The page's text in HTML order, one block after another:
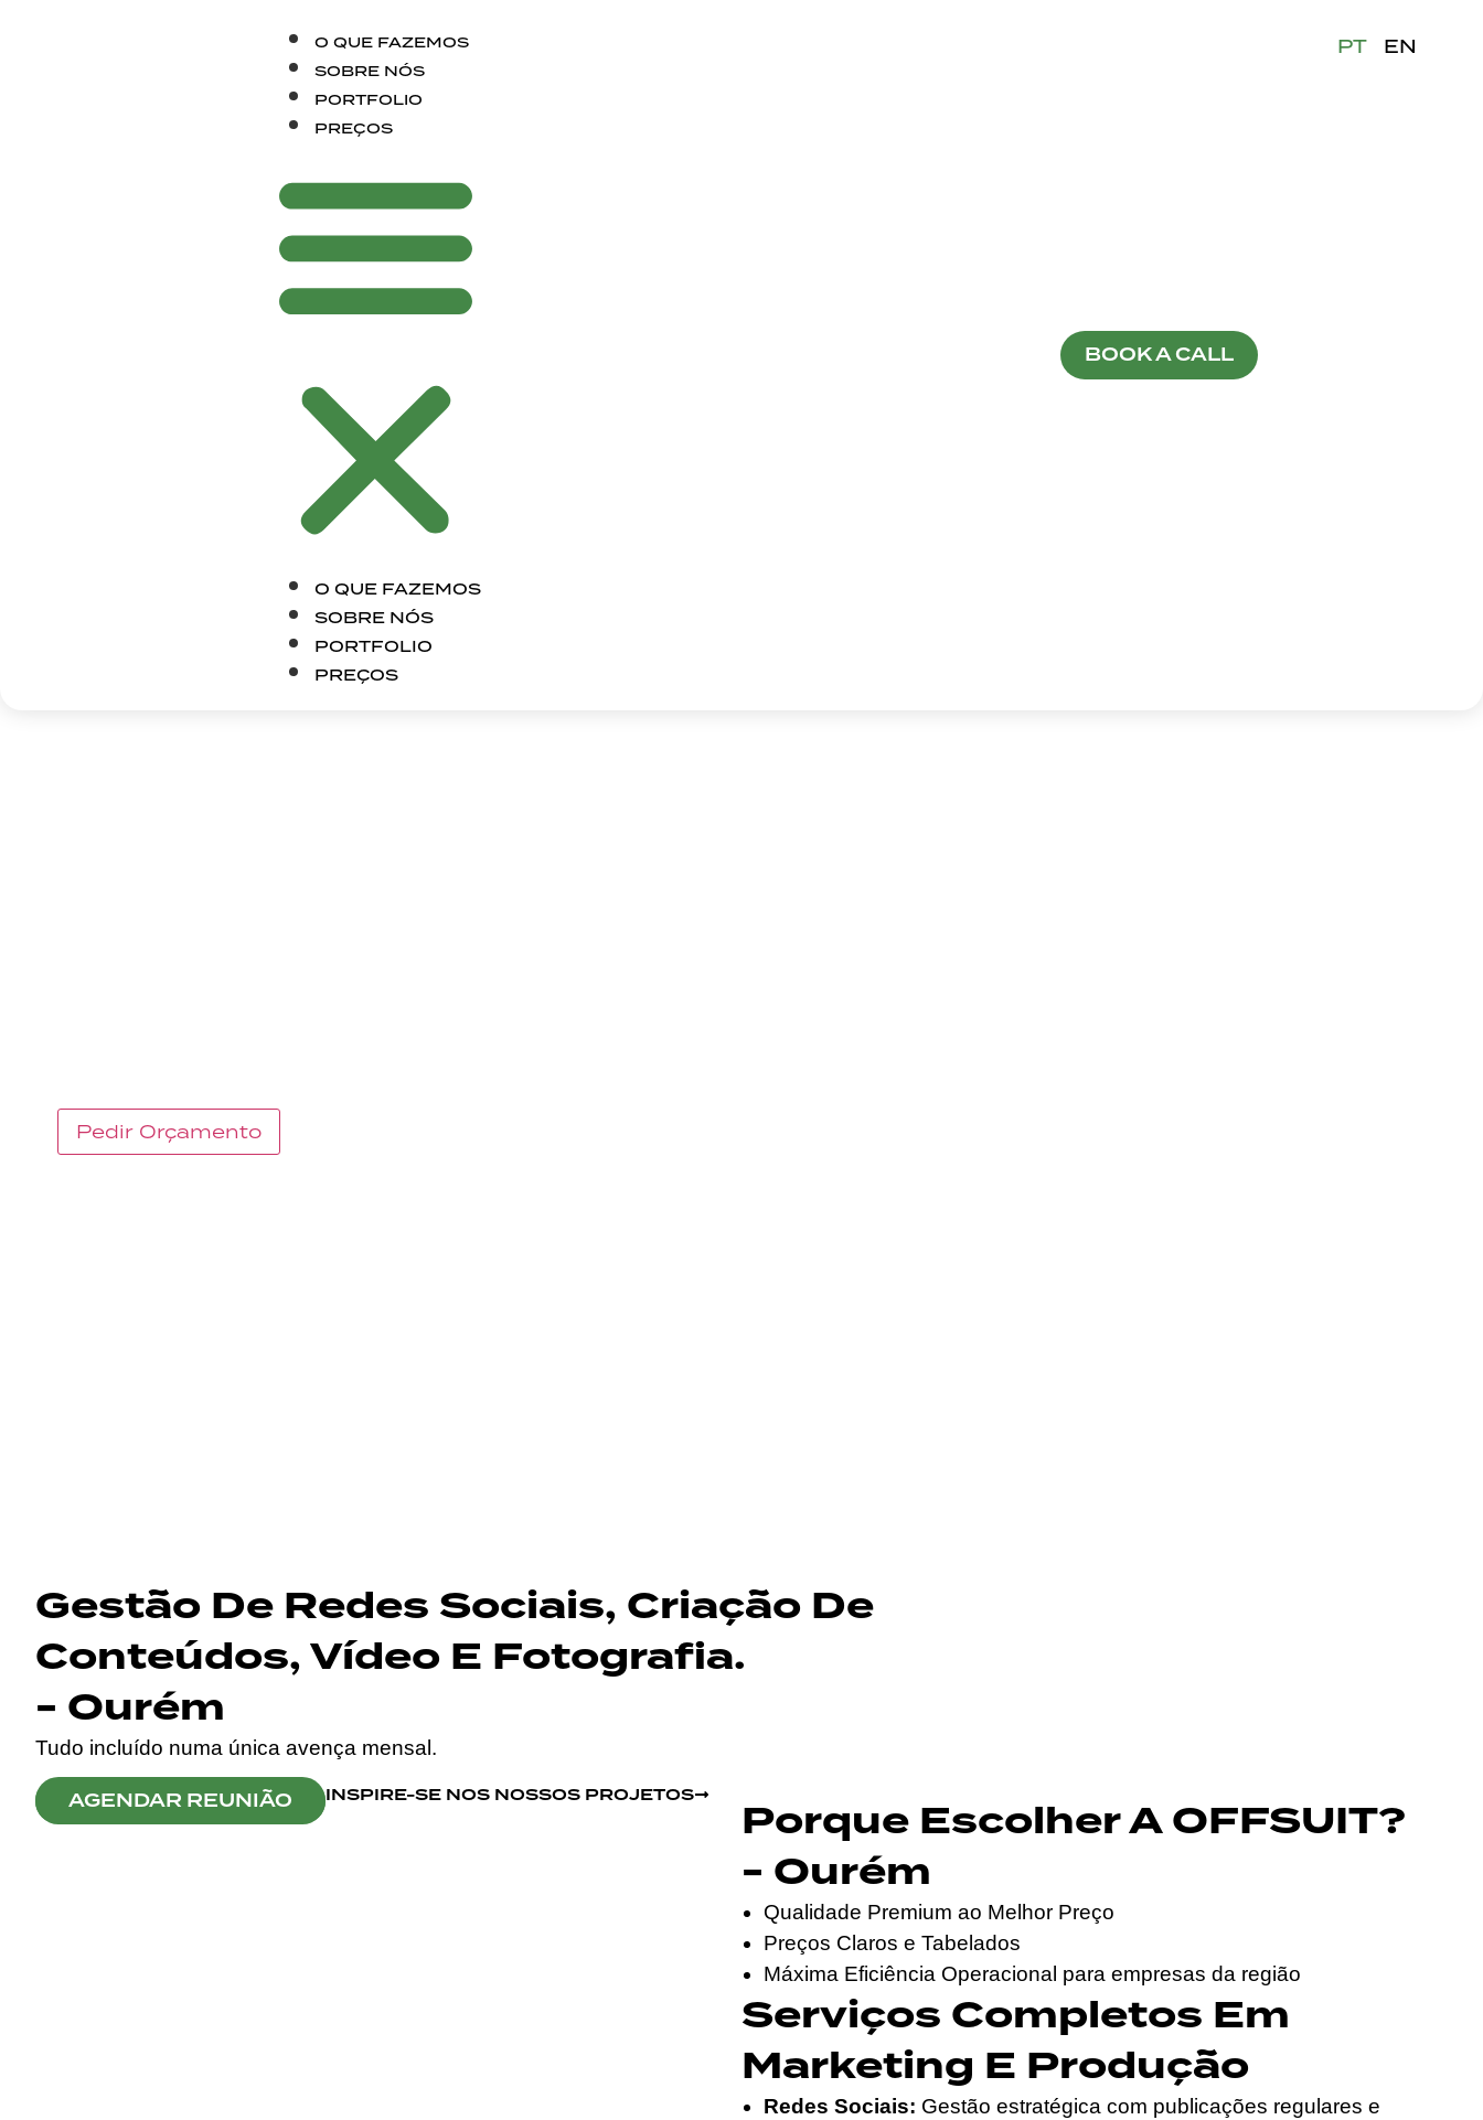
O QUE FAZEMOS
SOBRE NÓS
PORTFOLIO
PREÇOS
O QUE FAZEMOS
SOBRE NÓS
PORTFOLIO
PREÇOS
BOOK A CALL
PT EN
Pedir Orçamento
Gestão De Redes Sociais, Criação De
Conteúdos, Vídeo E Fotografia.
- Ourém
Tudo incluído numa única avença mensal.
AGENDAR REUNIÃO INSPIRE-SE NOS NOSSOS PROJETOS
Porque Escolher A OFFSUIT?
- Ourém
Qualidade Premium ao Melhor Preço
Preços Claros e Tabelados
Máxima Eficiência Operacional para empresas da região
Serviços Completos Em
Marketing E Produção
Redes Sociais: Gestão estratégica com publicações regulares e